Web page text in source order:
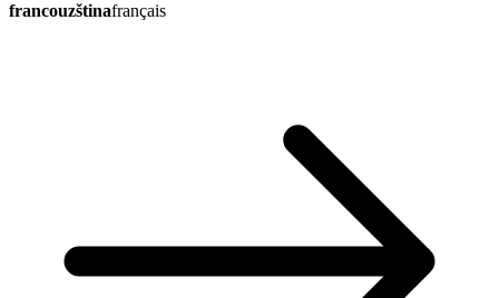
francouzštinafrançais